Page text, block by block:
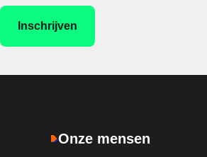
Onze mensen